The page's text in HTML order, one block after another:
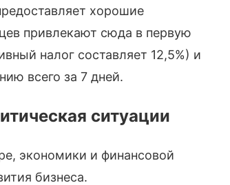
хорошие
привлекают сюда в первую
налог составляет 12,5%) и
всего за 7 дней.
ситуации
экономики и финансовой
бизнеса.